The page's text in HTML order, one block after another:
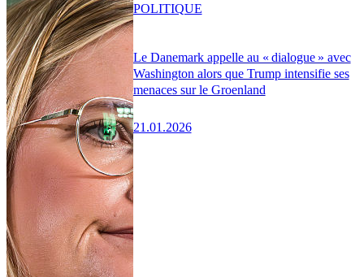
Le Danemark appelle au « dialogue » avec
Washington alors que Trump intensifie ses
menaces sur le Groenland
21.01.2026
POLITIQUE